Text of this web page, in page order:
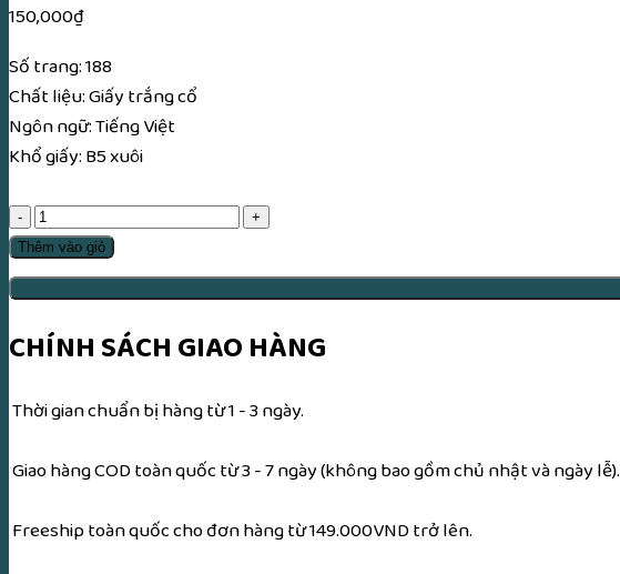
150,000₫
Số trang: 188
Chất liệu: Giấy trắng cổ
Ngôn ngữ: Tiếng Việt
Khổ giấy: B5 xuôi
Ba
Mươi
Bảy
Phẩm
Trợ
Đạo
HT.
Thông
số
Thêm vào giỏ
CHÍNH SÁCH GIAO HÀNG
Thời gian chuẩn bị hàng từ 1 - 3 ngày.
Giao hàng COD toàn quốc từ 3 - 7 ngày (không bao gồm chủ nhật và ngày lễ).
Freeship toàn quốc cho đơn hàng từ 149.000VND trở lên.